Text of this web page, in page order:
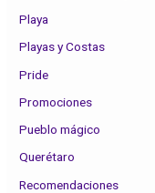
Playa
Playas y Costas
Pride
Promociones
Pueblo mágico
Querétaro
Recomendaciones